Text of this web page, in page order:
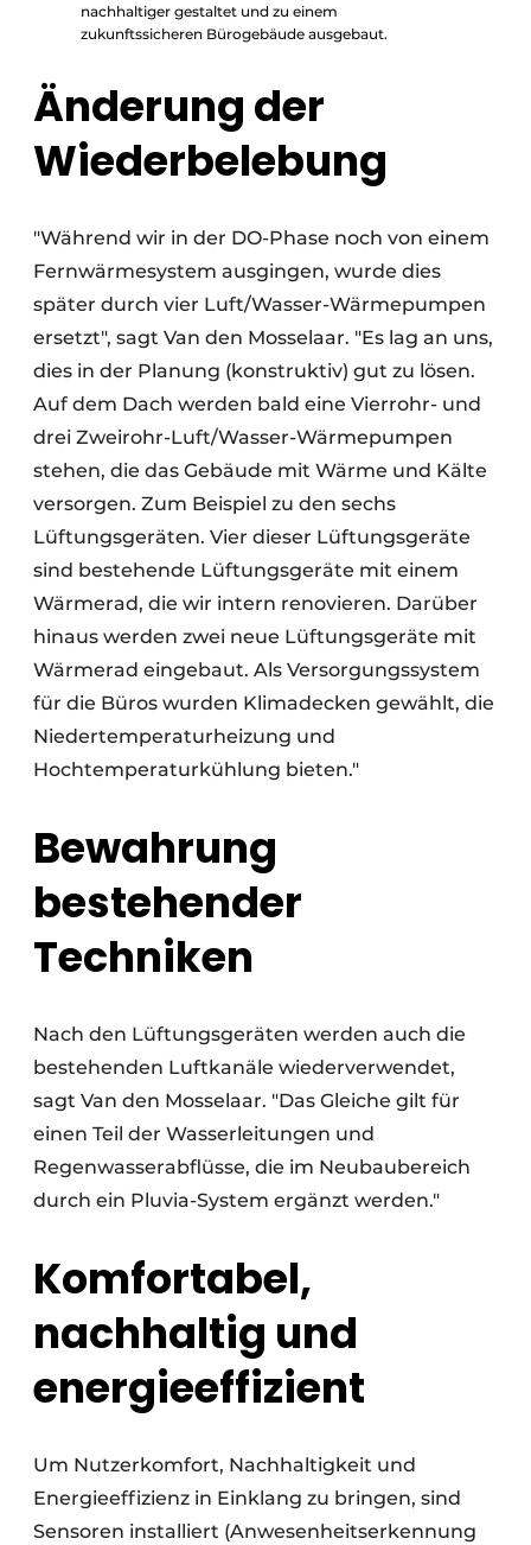
nachhaltiger gestaltet und zu einem
zukunftssicheren Bürogebäude ausgebaut.
Änderung der
Wiederbelebung
"Während wir in der DO-Phase noch von einem
Fernwärmesystem ausgingen, wurde dies
später durch vier Luft/Wasser-Wärmepumpen
ersetzt", sagt Van den Mosselaar. "Es lag an uns,
dies in der Planung (konstruktiv) gut zu lösen.
Auf dem Dach werden bald eine Vierrohr- und
drei Zweirohr-Luft/Wasser-Wärmepumpen
stehen, die das Gebäude mit Wärme und Kälte
versorgen. Zum Beispiel zu den sechs
Lüftungsgeräten. Vier dieser Lüftungsgeräte
sind bestehende Lüftungsgeräte mit einem
Wärmerad, die wir intern renovieren. Darüber
hinaus werden zwei neue Lüftungsgeräte mit
Wärmerad eingebaut. Als Versorgungssystem
für die Büros wurden Klimadecken gewählt, die
Niedertemperaturheizung und
Hochtemperaturkühlung bieten."
Bewahrung
bestehender
Techniken
Nach den Lüftungsgeräten werden auch die
bestehenden Luftkanäle wiederverwendet,
sagt Van den Mosselaar. "Das Gleiche gilt für
einen Teil der Wasserleitungen und
Regenwasserabflüsse, die im Neubaubereich
durch ein Pluvia-System ergänzt werden."
Komfortabel,
nachhaltig und
energieeffizient
Um Nutzerkomfort, Nachhaltigkeit und
Energieeffizienz in Einklang zu bringen, sind
Sensoren installiert (Anwesenheitserkennung